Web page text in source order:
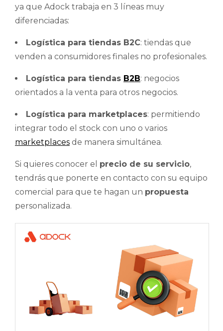
ya que Adock trabaja en 3 líneas muy
diferenciadas:
Logística para tiendas B2C: tiendas que
venden a consumidores finales no profesionales.
Logística para tiendas B2B: negocios
orientados a la venta para otros negocios.
Logística para marketplaces: permitiendo
integrar todo el stock con uno o varios
marketplaces de manera simultánea.
Si quieres conocer el precio de su servicio,
tendrás que ponerte en contacto con su equipo
comercial para que te hagan un propuesta
personalizada.